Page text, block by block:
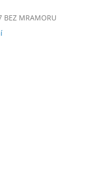
BEZ MRAMORU